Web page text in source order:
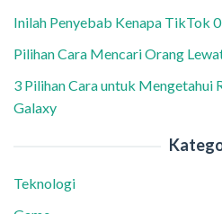
Inilah Penyebab Kenapa TikTok
Pilihan Cara Mencari Orang
3 Pilihan Cara untuk Mengetahui
Galaxy
Teknologi